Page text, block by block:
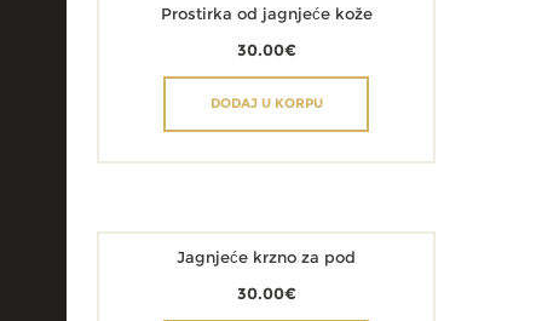
Prostirka od jagnjeće kože
30.00€
DODAJ U KORPU
Jagnjeće krzno za pod
30.00€